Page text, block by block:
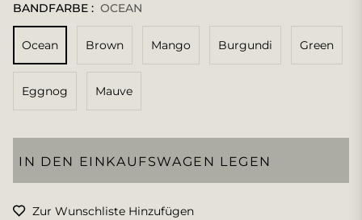
BANDFARBE : OCEAN
Ocean Brown Mango Burgundi Green
Eggnog Mauve
IN DEN EINKAUFSWAGEN LEGEN
Zur Wunschliste Hinzufügen